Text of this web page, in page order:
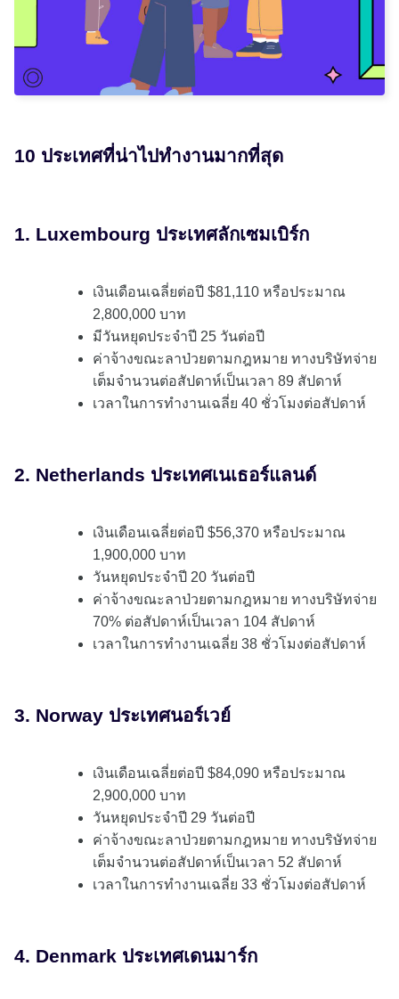
10 ประเทศที่น่าไปทำงานมากที่สุด
1. Luxembourg ประเทศลักเซมเบิร์ก
เงินเดือนเฉลี่ยต่อปี $81,110 หรือประมาณ
2,800,000 บาท
มีวันหยุดประจำปี 25 วันต่อปี
ค่าจ้างขณะลาป่วยตามกฎหมาย ทางบริษัทจ่าย
เต็มจำนวนต่อสัปดาห์เป็นเวลา 89 สัปดาห์
เวลาในการทำงานเฉลี่ย 40 ชั่วโมงต่อสัปดาห์
2. Netherlands ประเทศเนเธอร์แลนด์
เงินเดือนเฉลี่ยต่อปี $56,370 หรือประมาณ
1,900,000 บาท
วันหยุดประจำปี 20 วันต่อปี
ค่าจ้างขณะลาป่วยตามกฎหมาย ทางบริษัทจ่าย
70% ต่อสัปดาห์เป็นเวลา 104 สัปดาห์
เวลาในการทำงานเฉลี่ย 38 ชั่วโมงต่อสัปดาห์
3. Norway ประเทศนอร์เวย์
เงินเดือนเฉลี่ยต่อปี $84,090 หรือประมาณ
2,900,000 บาท
วันหยุดประจำปี 29 วันต่อปี
ค่าจ้างขณะลาป่วยตามกฎหมาย ทางบริษัทจ่าย
เต็มจำนวนต่อสัปดาห์เป็นเวลา 52 สัปดาห์
เวลาในการทำงานเฉลี่ย 33 ชั่วโมงต่อสัปดาห์
4. Denmark ประเทศเดนมาร์ก